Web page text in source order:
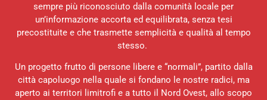
sempre più riconosciuto dalla comunità locale per
un’informazione accorta ed equilibrata, senza tesi
precostituite e che trasmette semplicità e qualità al tempo
stesso.
Un progetto frutto di persone libere e “normali”, partito dalla
città capoluogo nella quale si fondano le nostre radici, ma
aperto ai territori limitrofi e a tutto il Nord Ovest, allo scopo